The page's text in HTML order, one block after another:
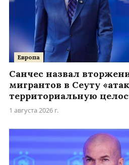
Европа
Санчес назвал
мигрантов в Сеуту
территориальную
1 августа 2026 г.